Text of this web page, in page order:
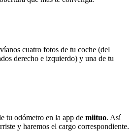
cuatro fotos de tu coche (del
derecho e izquierdo) y una de tu
tu odómetro en la app de miituo. Así
y haremos el cargo correspondiente.